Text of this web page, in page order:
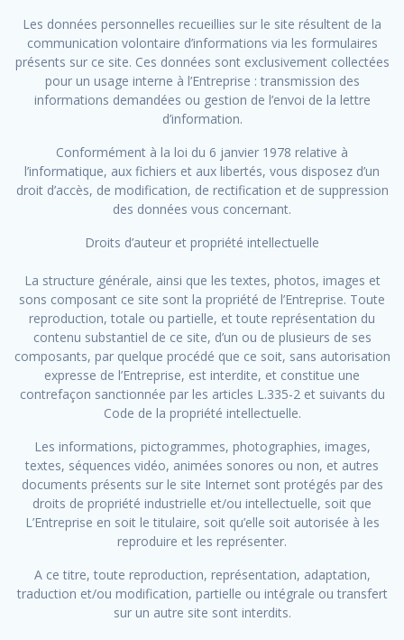
Les données personnelles recueillies sur le site résultent de la
communication volontaire d’informations via les formulaires
présents sur ce site. Ces données sont exclusivement collectées
pour un usage interne à l’Entreprise : transmission des
informations demandées ou gestion de l’envoi de la lettre
d’information.
Conformément à la loi du 6 janvier 1978 relative à
l’informatique, aux fichiers et aux libertés, vous disposez d’un
droit d’accès, de modification, de rectification et de suppression
des données vous concernant.
Droits d’auteur et propriété intellectuelle
La structure générale, ainsi que les textes, photos, images et
sons composant ce site sont la propriété de l’Entreprise. Toute
reproduction, totale ou partielle, et toute représentation du
contenu substantiel de ce site, d’un ou de plusieurs de ses
composants, par quelque procédé que ce soit, sans autorisation
expresse de l’Entreprise, est interdite, et constitue une
contrefaçon sanctionnée par les articles L.335-2 et suivants du
Code de la propriété intellectuelle.
Les informations, pictogrammes, photographies, images,
textes, séquences vidéo, animées sonores ou non, et autres
documents présents sur le site Internet sont protégés par des
droits de propriété industrielle et/ou intellectuelle, soit que
L’Entreprise en soit le titulaire, soit qu’elle soit autorisée à les
reproduire et les représenter.
A ce titre, toute reproduction, représentation, adaptation,
traduction et/ou modification, partielle ou intégrale ou transfert
sur un autre site sont interdits.